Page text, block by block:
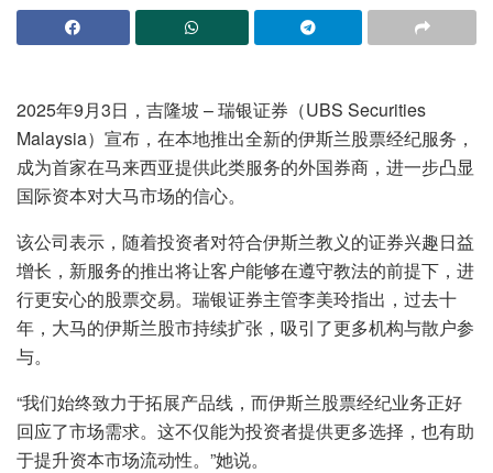
2025年9月3日，吉隆坡 – 瑞银证券（UBS Securities
Malaysia）宣布，在本地推出全新的伊斯兰股票经纪服务，
成为首家在马来西亚提供此类服务的外国券商，进一步凸显
国际资本对大马市场的信心。
该公司表示，随着投资者对符合伊斯兰教义的证券兴趣日益
增长，新服务的推出将让客户能够在遵守教法的前提下，进
行更安心的股票交易。瑞银证券主管李美玲指出，过去十
年，大马的伊斯兰股市持续扩张，吸引了更多机构与散户参
与。
“我们始终致力于拓展产品线，而伊斯兰股票经纪业务正好
回应了市场需求。这不仅能为投资者提供更多选择，也有助
于提升资本市场流动性。”她说。